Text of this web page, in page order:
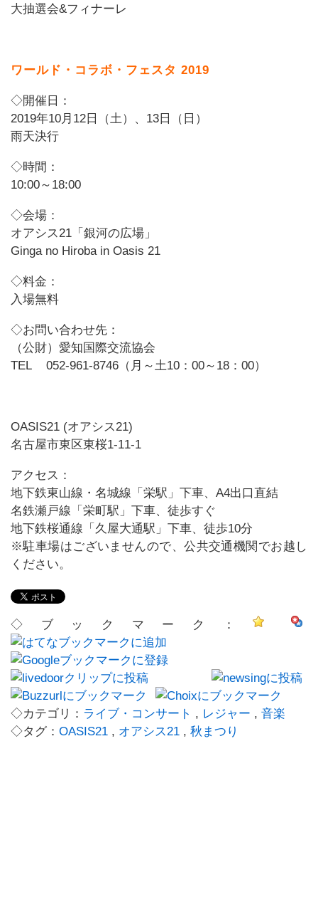
大抽選会&フィナーレ
ワールド・コラボ・フェスタ 2019
◇開催日：
2019年10月12日（土）、13日（日）
雨天決行
◇時間：
10:00～18:00
◇会場：
オアシス21「銀河の広場」
Ginga no Hiroba in Oasis 21
◇料金：
入場無料
◇お問い合わせ先：
（公財）愛知国際交流協会
TEL 052-961-8746（月～土10：00～18：00）
OASIS21 (オアシス21)
名古屋市東区東桜1-11-1
アクセス：
地下鉄東山線・名城線「栄駅」下車、A4出口直結
名鉄瀬戸線「栄町駅」下車、徒歩すぐ
地下鉄桜通線「久屋大通駅」下車、徒歩10分
※駐車場はございませんので、公共交通機関でお越し
ください。
◇ブックマーク：
◇カテゴリ： ライブ・コンサート , レジャー , 音楽
◇タグ： OASIS21 , オアシス21 , 秋まつり